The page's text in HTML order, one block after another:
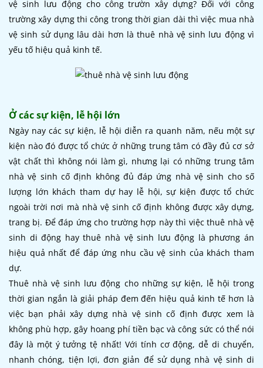
vệ sinh lưu động cho công trườn xây dựng? Đối với công
trường xây dựng thi công trong thời gian dài thì việc mua nhà
vệ sinh sử dụng lâu dài hơn là thuê nhà vệ sinh lưu động vì
yếu tố hiệu quả kinh tế.
Ở các sự kiện, lễ hội lớn
Ngày nay các sự kiện, lễ hội diễn ra quanh năm, nếu một sự
kiện nào đó được tổ chức ở những trung tâm có đầy đủ cơ sở
vật chất thì không nói làm gì, nhưng lại có những trung tâm
nhà vệ sinh cố định không đủ đáp ứng nhà vệ sinh cho số
lượng lớn khách tham dự hay lễ hội, sự kiện được tổ chức
ngoài trời nơi mà nhà vệ sinh cố định không được xây dựng,
trang bị. Để đáp ứng cho trường hợp này thì việc thuê nhà vệ
sinh di động haythuê nhà vệ sinh lưu động là phương án
hiệu quả nhất để đáp ứng nhu cầu vệ sinh của khách tham
dự.
Thuê nhà vệ sinh lưu động cho những sự kiện, lễ hội trong
thời gian ngắn là giải pháp đem đến hiệu quả kinh tế hơn là
việc bạn phải xây dựng nhà vệ sinh cố định được xem là
không phù hợp, gây hoang phí tiền bạc và công sức có thể nói
đây là một ý tưởng tệ nhất! Với tính cơ động, dễ di chuyển,
nhanh chóng, tiện lợi, đơn giản để sử dụng nhà vệ sinh di